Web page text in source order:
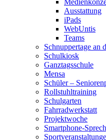
Ausstattung
iPads
WebUntis
Teams
Schnuppertage an
Schulkiosk
Ganztagsschule
Mensa
Schüler –
Rollstuhltraining
Schulgarten
Fahrradwerkstatt
Projektwoche
Smartphone-